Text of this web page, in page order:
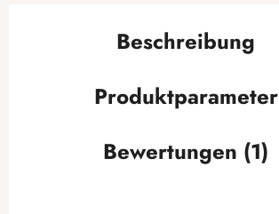
Beschreibung
Produktparameter
Bewertungen (1)